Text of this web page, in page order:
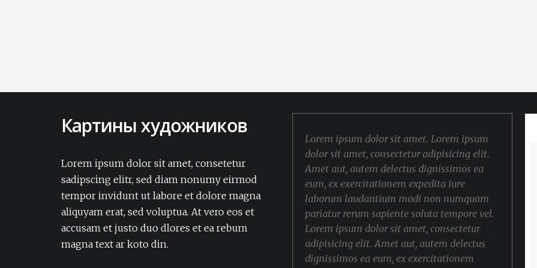
Картины художников
Lorem ipsum dolor sit amet, consetetur
sadipscing elitr, sed diam nonumy eirmod
tempor invidunt ut labore et dolore magna
aliquyam erat, sed voluptua. At vero eos et
accusam et justo duo dlores et ea rebum
magna text ar koto din.
Lorem ipsum dolor sit amet, consectetur
dignissimos ea eum, ex exercitationem
expedita iure laborum laudantium modi
non numquam pariatur rerum sapiente
soluta tempore vel.Lorem ipsum dolor sit
amet, consectetur adipisicing elit. Amet aut,
autem delectus dignissimos ea eum, ex
Lorem ipsum dolor sit amet. Lorem ipsum
dolor sit amet, consectetur adipisicing elit.
Amet aut, autem delectus dignissimos ea
eum, ex exercitationem expedita iure
laborum laudantium modi non numquam
pariatur rerum sapiente soluta tempore vel.
Lorem ipsum dolor sit amet, consectetur
adipisicing elit. Amet aut, autem delectus
dignissimos ea eum, ex exercitationem